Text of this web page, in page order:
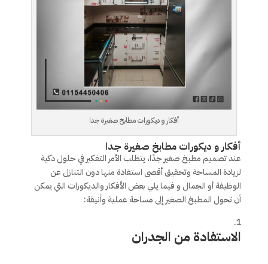
أفكار و ديكورات مطابخ صغيرة جدا
أفكار و ديكورات مطابخ صغيرة جدا
عند تصميم مطبخ صغير جدًا، يتطلب الأمر التفكير في حلول ذكية
لزيادة المساحة وتحقيق أقصى استفادة منها دون التنازل عن
الوظيفة أو الجمال و فيما يلي بعض الأفكار والديكورات التي يمكن
أن تحول المطبخ الصغير إلى مساحة عملية وأنيقة:
الاستفادة من الجدران